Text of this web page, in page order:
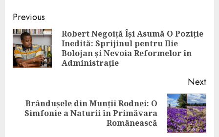
Continue
Reading
Previous
Robert Negoiță Își Asumă O Poziție
Inedită: Sprijinul pentru Ilie
Bolojan și Nevoia Reformelor în
Administrație
Next
Next
Brândușele din Munții Rodnei: O
Simfonie a Naturii în Primăvara
Românească